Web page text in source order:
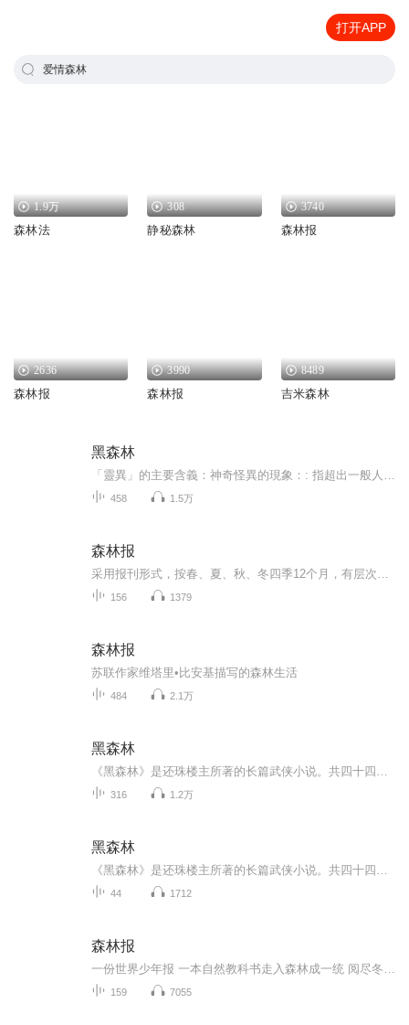
打开APP
爱情森林
1.9万
森林法
308
静秘森林
3740
森林报
2636
森林报
3990
森林报
8489
吉米森林
黑森林
458 1.5万
森林报
156 1379
森林报
苏联作家维塔里•比安基描写的森林生活
484 2.1万
黑森林
316 1.2万
黑森林
44 1712
森林报
159 7055